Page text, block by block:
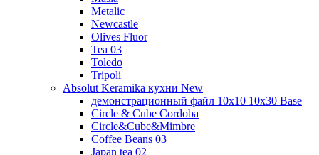
Metalic
Newcastle
Olives Fluor
Tea 03
Toledo
Tripoli
Absolut Keramika кухни New
демонстрационный файл 10x10 10x30 Base
Circle & Cube Cordoba
Circle&Cube&Mimbre
Coffee Beans 03
Japan tea 02